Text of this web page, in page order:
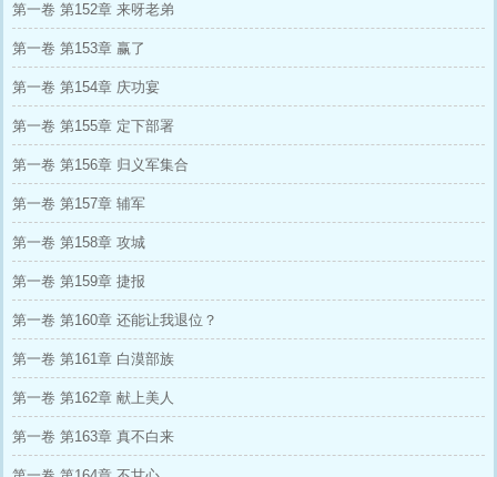
第一卷 第152章 来呀老弟
第一卷 第153章 赢了
第一卷 第154章 庆功宴
第一卷 第155章 定下部署
第一卷 第156章 归义军集合
第一卷 第157章 辅军
第一卷 第158章 攻城
第一卷 第159章 捷报
第一卷 第160章 还能让我退位？
第一卷 第161章 白漠部族
第一卷 第162章 献上美人
第一卷 第163章 真不白来